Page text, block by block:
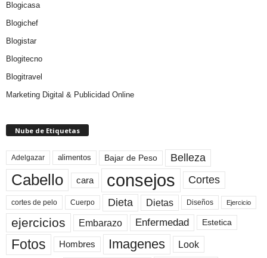
Blogicasa
Blogichef
Blogistar
Blogitecno
Blogitravel
Marketing Digital & Publicidad Online
Nube de Etiquetas
Adelgazar alimentos Bajar de Peso Belleza
Cabello cara consejos Cortes
cortes de pelo Cuerpo Dieta Dietas Diseños Ejercicio
ejercicios Embarazo Enfermedad Estetica
Fotos Hombres Imagenes Look